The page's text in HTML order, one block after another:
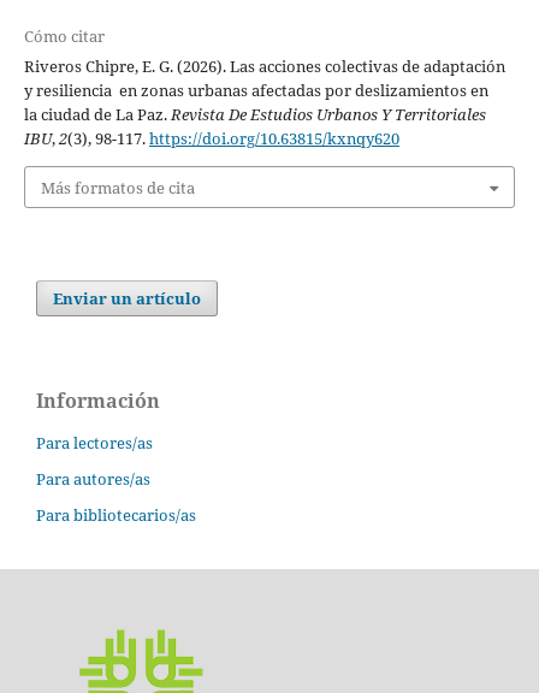
Cómo citar
Riveros Chipre, E. G. (2026). Las acciones colectivas de adaptación
y resiliencia en zonas urbanas afectadas por deslizamientos en
la ciudad de La Paz.Revista De Estudios Urbanos Y Territoriales
IBU,2(3), 98-117.https://doi.org/10.63815/kxnqy620
Más formatos de cita
Enviar un artículo
Información
Para lectores/as
Para autores/as
Para bibliotecarios/as